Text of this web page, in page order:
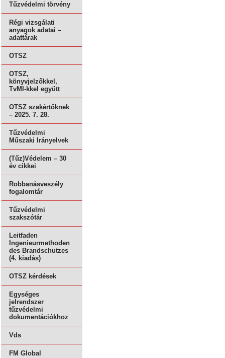
Tűzvédelmi törvény
Régi vizsgálati
anyagok adatai –
adattárak
OTSZ
OTSZ,
könyvjelzőkkel,
TvMI-kkel együtt
OTSZ szakértőknek
– 2025. 7. 28.
Tűzvédelmi
Műszaki Irányelvek
(Tűz)Védelem – 30
év cikkei
Robbanásveszély
fogalomtár
Tűzvédelmi
szakszótár
Leitfaden
Ingenieurmethoden
des Brandschutzes
(4. kiadás)
OTSZ kérdések
Egységes
jelrendszer
tűzvédelmi
dokumentációkhoz
Vds
FM Global